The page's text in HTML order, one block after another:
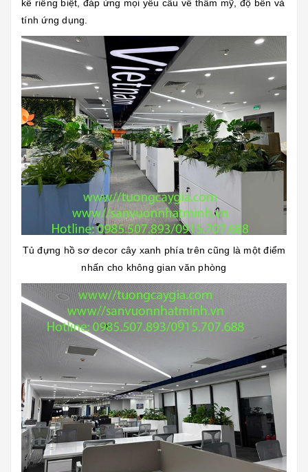
kế riêng biệt, đáp ứng mọi yêu cầu về thẩm mỹ, độ bền và
tính ứng dụng.
Tủ đựng hồ sơ decor cây xanh phía trên cũng là một điểm
nhấn cho không gian văn phòng